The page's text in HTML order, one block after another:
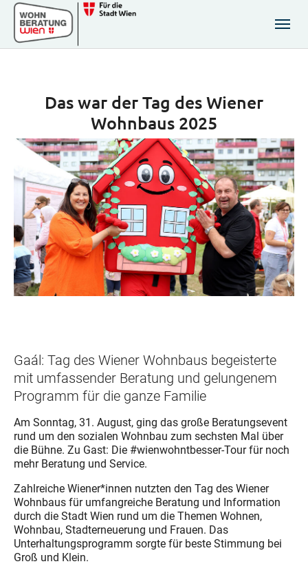
Zum Hauptinhalt springen
Skip to page footer
Das war der Tag des Wiener
Wohnbaus 2025
Gaál: Tag des Wiener Wohnbaus begeisterte
mit umfassender Beratung und gelungenem
Programm für die ganze Familie
Am Sonntag, 31. August, ging das große Beratungsevent
rund um den sozialen Wohnbau zum sechsten Mal über
die Bühne. Zu Gast: Die #wienwohntbesser-Tour für noch
mehr Beratung und Service.
Zahlreiche Wiener*innen nutzten den Tag des Wiener
Wohnbaus für umfangreiche Beratung und Information
durch die Stadt Wien rund um die Themen Wohnen,
Wohnbau, Stadterneuerung und Frauen. Das
Unterhaltungsprogramm sorgte für beste Stimmung bei
Groß und Klein.